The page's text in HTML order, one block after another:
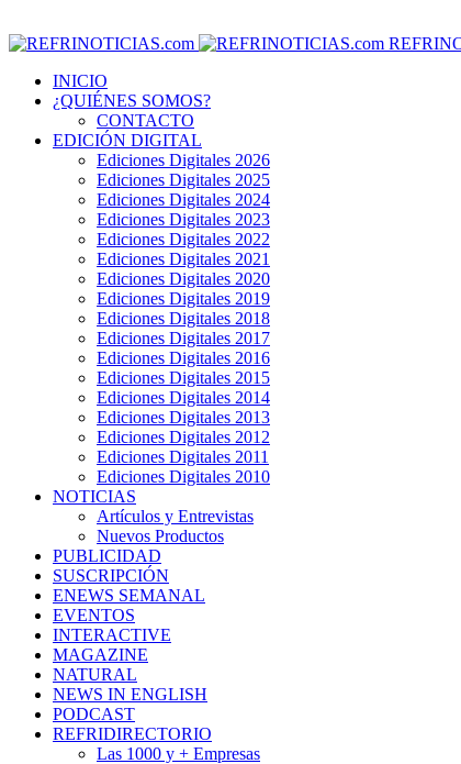
INICIO
¿QUIÉNES SOMOS?
CONTACTO
EDICIÓN DIGITAL
Ediciones Digitales 2026
Ediciones Digitales 2025
Ediciones Digitales 2024
Ediciones Digitales 2023
Ediciones Digitales 2022
Ediciones Digitales 2021
Ediciones Digitales 2020
Ediciones Digitales 2019
Ediciones Digitales 2018
Ediciones Digitales 2017
Ediciones Digitales 2016
Ediciones Digitales 2015
Ediciones Digitales 2014
Ediciones Digitales 2013
Ediciones Digitales 2012
Ediciones Digitales 2011
Ediciones Digitales 2010
NOTICIAS
Artículos y Entrevistas
Nuevos Productos
PUBLICIDAD
SUSCRIPCIÓN
ENEWS SEMANAL
EVENTOS
INTERACTIVE
MAGAZINE
NATURAL
NEWS IN ENGLISH
PODCAST
REFRIDIRECTORIO
Las 1000 y + Empresas